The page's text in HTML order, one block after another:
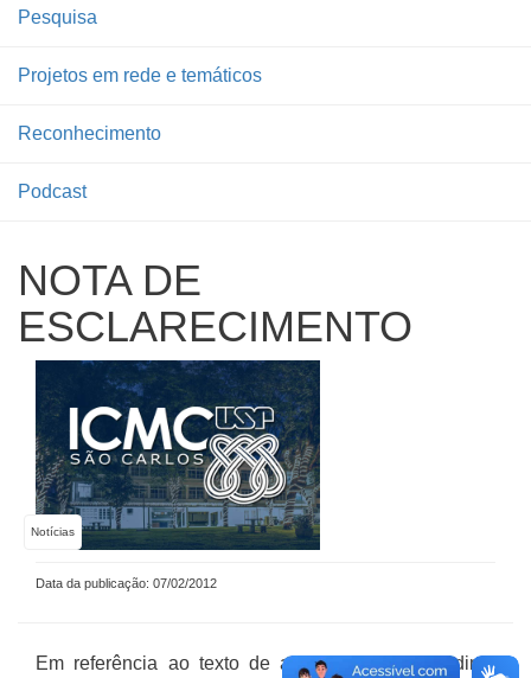
Pesquisa
Projetos em rede e temáticos
Reconhecimento
Podcast
NOTA DE
ESCLARECIMENTO
Notícias
Data da publicação: 07/02/2012
Em referência ao texto de autoria do prof. Vladimir